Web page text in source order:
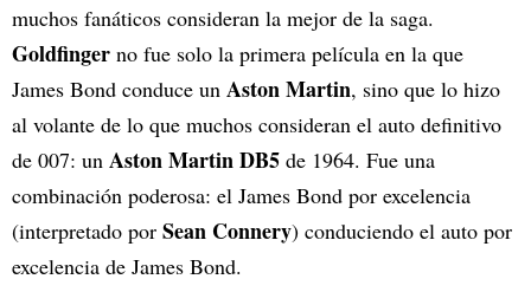
muchos fanáticos consideran la mejor de la saga.
Goldfinger no fue solo la primera película en la que
James Bond conduce un Aston Martin, sino que lo hizo
al volante de lo que muchos consideran el auto definitivo
de 007: un Aston Martin DB5 de 1964. Fue una
combinación poderosa: el James Bond por excelencia
(interpretado por Sean Connery) conduciendo el auto por
excelencia de James Bond.